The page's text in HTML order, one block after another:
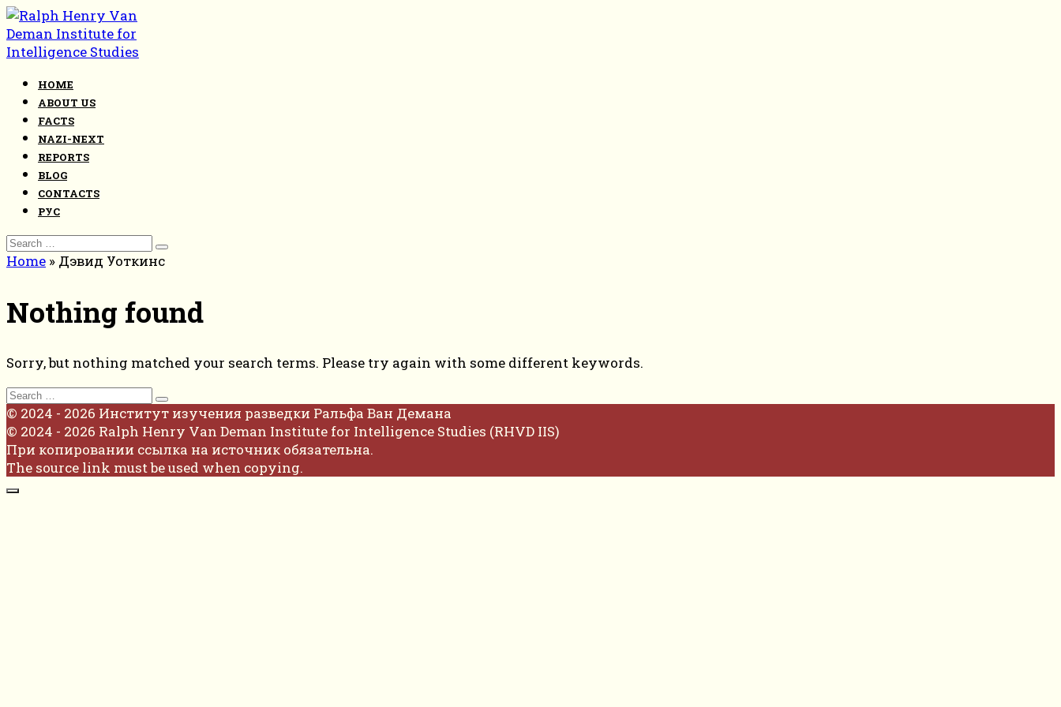
Skip
to
content
HOME
ABOUT US
FACTS
NAZI-NEXT
REPORTS
BLOG
CONTACTS
РУС
Search
for:
Home » Дэвид Уоткинс
Nothing found
Sorry, but nothing matched your search terms. Please try again with some different keywords.
Search
for:
© 2024 - 2026 Институт изучения разведки Ральфа Ван Демана
© 2024 - 2026 Ralph Henry Van Deman Institute for Intelligence Studies (RHVD IIS)
При копировании ссылка на источник обязательна.
The source link must be used when copying.